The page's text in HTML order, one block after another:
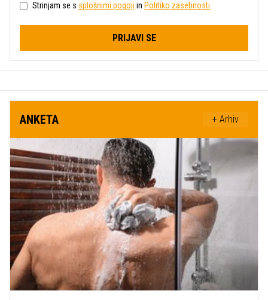
Strinjam se s splošnimi pogoji in Politiko zasebnosti.
PRIJAVI SE
ANKETA + Arhiv